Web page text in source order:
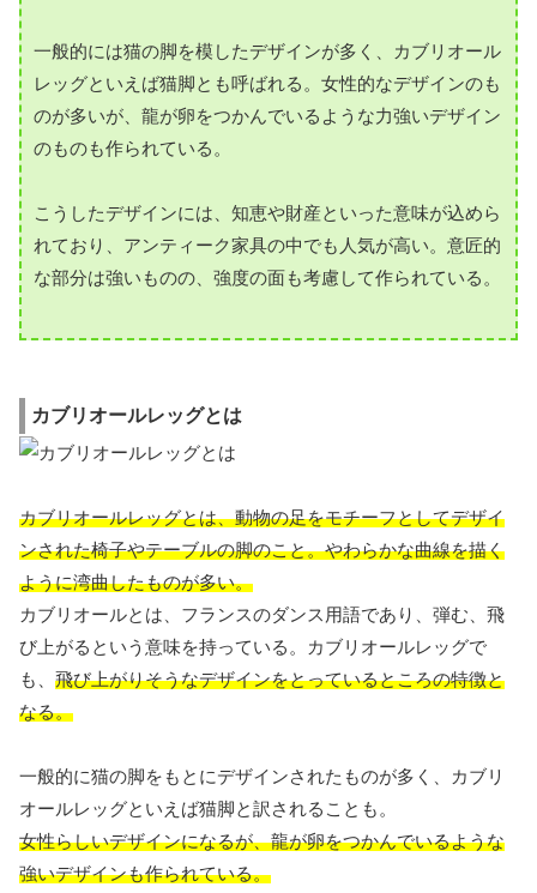
一般的には猫の脚を模したデザインが多く、カブリオール
レッグといえば猫脚とも呼ばれる。女性的なデザインのも
のが多いが、龍が卵をつかんでいるような力強いデザイン
のものも作られている。
こうしたデザインには、知恵や財産といった意味が込めら
れており、アンティーク家具の中でも人気が高い。意匠的
な部分は強いものの、強度の面も考慮して作られている。
カブリオールレッグとは
カブリオールレッグとは、動物の足をモチーフとしてデザイ
ンされた椅子やテーブルの脚のこと。やわらかな曲線を描く
ように湾曲したものが多い。
カブリオールとは、フランスのダンス用語であり、弾む、飛
び上がるという意味を持っている。カブリオールレッグで
も、 飛び上がりそうなデザインをとっているところの特徴と
なる。
一般的に猫の脚をもとにデザインされたものが多く、カブリ
オールレッグといえば猫脚と訳されることも。
女性らしいデザインになるが、龍が卵をつかんでいるような
強いデザインも作られている。